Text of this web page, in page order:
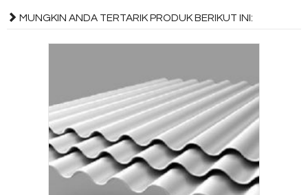
MUNGKIN ANDA TERTARIK PRODUK BERIKUT INI: